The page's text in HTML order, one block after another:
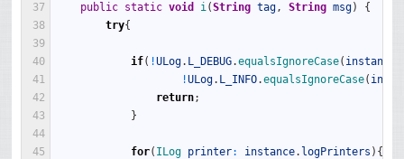
37
38
39
40
41
42
43
44
45
public static void i(String tag, String msg)
{
try{
if( !ULog. L_DEBUG.equalsIgnoreCase( instance
!ULog. L_INFO.equalsIgnoreCase(
return;
}
for( ILog printer: instance. logPrinters ) {